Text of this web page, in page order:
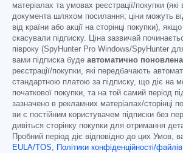
матеріалах та умовах реєстрації/покупки
документа шляхом посилання; ціни можуть
від країни або акції на сторінці покупки),
скасували підписку. Ціна зазвичай
півроку (SpyHunter Pro Windows/SpyHunter
вами підписка буде автоматично поновлена
реєстрації/покупки, які передбачають
стандартною платою за підписку, що діє на
початкової покупки, та на той самий період
зазначено в рекламних матеріалах/сторінці
ви є постійним користувачем підписки без
дивіться сторінку покупки для отримання
Пробний період діє відповідно до цих Умов,
EULA/TOS
Політики конфіденційності/